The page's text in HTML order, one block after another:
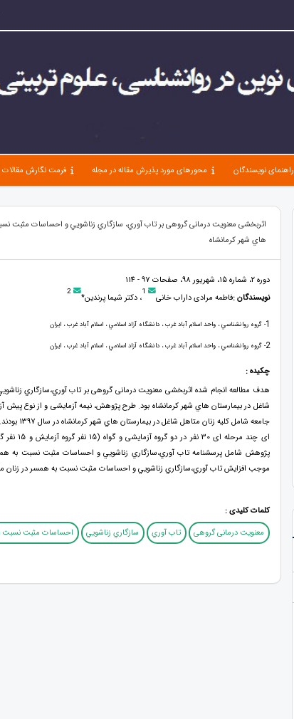
راهنمای نویسندگان محورهای مورد پذیرش مقاله در مجله فرمت نگارش مقالات
اثربخشی معنویت درمانی گروهی بر تاب آوري، سازگاري زناشويي و احساسات مثبت
هاي شهر كرمانشاه
دوره 2، شماره 15، شهریور 98، صفحات 97 - 114
نویسندگان :فاطمه مرادی داراب خانی 1، دکتر شیما پرندین* 2
1- گروه روانشناسي ، واحد اسلام آباد غرب ، دانشگاه آزاد اسلامي ، اسلام آباد غرب ، ايران
2- گروه روانشناسي ، واحد اسلام آباد غرب ، دانشگاه آزاد اسلامي ، اسلام آباد غرب ، ايران
چکیده :
هدف مطالعه انجام شده اثربخشی معنویت درمانی گروهی بر تاب آوري،سازگاري
شاغل در بيمارستان هاي شهر کرمانشاه بود. طرح پژوهش، نیمه آزمایشی و از نوع
جامعه شامل
ای چند
پژوهش شامل پرسشنامه تاب آوري،سازگاري زناشويي و احساسات مثبت نسبت به
موجب افزایش تاب آوري،سازگاري زناشويي و احساسات مثبت نسبت به همسر در
کلمات کلیدی :
معنویت درمانی گروهی
تاب آوري سازگاري زناشويي احساسات مثبت نسبت